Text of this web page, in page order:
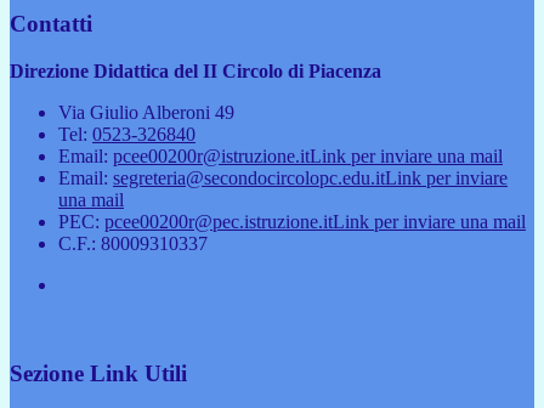
Contatti
Direzione Didattica del II Circolo di Piacenza
Via Giulio Alberoni 49
Tel: 0523-326840
Email: pcee00200r@istruzione.itLink per inviare una mail
Email: segreteria@secondocircolopc.edu.itLink per inviare
una mail
PEC: pcee00200r@pec.istruzione.itLink per inviare una mail
C.F.: 80009310337
Sezione Link Utili